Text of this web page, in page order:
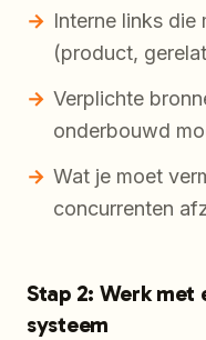
Interne links
(product,
Verplichte
onderbouwd
Wat je moet
concurrenten
Stap 2: Werk
systeem